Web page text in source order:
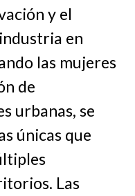
y el
en
las mujeres
de
urbanas, se
únicas que
Las